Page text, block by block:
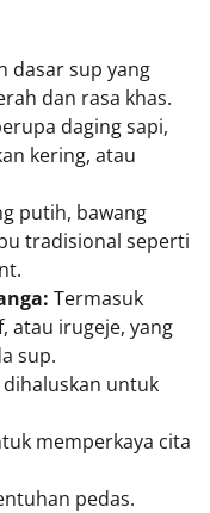
dasar sup yang
dan rasa khas.
daging sapi,
kering, atau
putih, bawang
tradisional seperti
Termasuk
atau irugeje, yang
sup.
untuk
memperkaya cita
pedas.